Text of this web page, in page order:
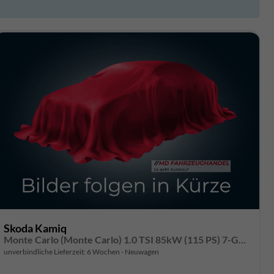
Skoda Kamiq
Monte Carlo (Monte Carlo) 1.0 TSI 85kW (115 PS) 7-Gang DSG
unverbindliche Lieferzeit: 6 Wochen Neuwagen